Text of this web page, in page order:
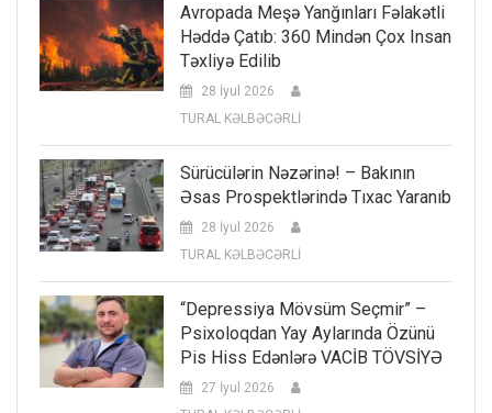
Avropada Meşə Yanğınları Fəlakətli
Həddə Çatıb: 360 Mindən Çox Insan
Təxliyə Edilib
28 İyul 2026
TURAL KƏLBƏCƏRLİ
Sürücülərin Nəzərinə! – Bakının
Əsas Prospektlərində Tıxac Yaranıb
28 İyul 2026
TURAL KƏLBƏCƏRLİ
“Depressiya Mövsüm Seçmir” –
Psixoloqdan Yay Aylarında Özünü
Pis Hiss Edənlərə VACİB TÖVSİYƏ
27 İyul 2026